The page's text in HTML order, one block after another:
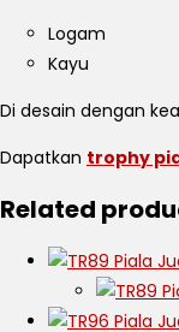
Logam
Kayu
Di desain dengan
Dapatkan trophy
Related